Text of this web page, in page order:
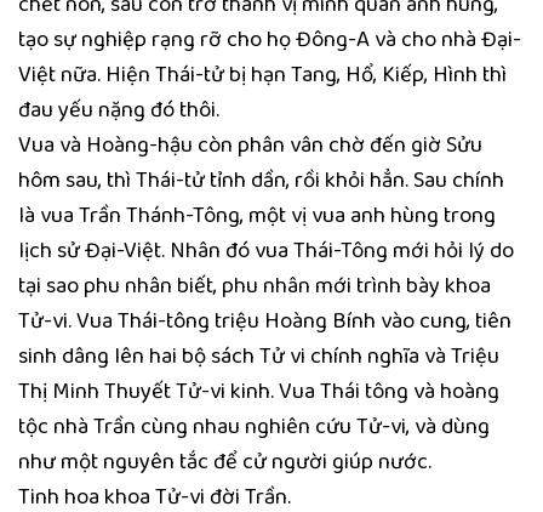
tạo sự nghiệp rạng rỡ cho họ Đông-A và cho nhà Đại-
Việt nữa. Hiện Thái-tử bị hạn Tang, Hổ, Kiếp, Hình thì
đau yếu nặng đó thôi.
Vua và Hoàng-hậu còn phân vân chờ đến giờ Sửu
hôm sau, thì Thái-tử tỉnh dần, rồi khỏi hẳn. Sau chính
là vua Trần Thánh-Tông, một vị vua anh hùng trong
lịch sử Đại-Việt. Nhân đó vua Thái-Tông mới hỏi lý do
tại sao phu nhân biết, phu nhân mới trình bày khoa
Tử-vi. Vua Thái-tông triệu Hoàng Bính vào cung, tiên
sinh dâng lên hai bộ sách Tử vi chính nghĩa và Triệu
Thị Minh Thuyết Tử-vi kinh. Vua Thái tông và hoàng
tộc nhà Trần cùng nhau nghiên cứu Tử-vi, và dùng
như một nguyên tắc để cử người giúp nước.
Tinh hoa khoa Tử-vi đời Trần.